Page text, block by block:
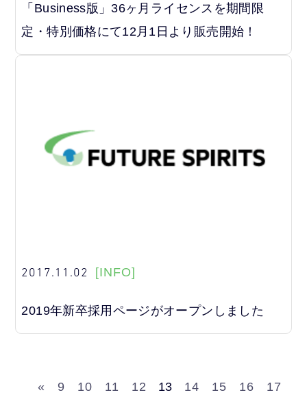
「Business版」36ヶ月ライセンスを期間限
定・特別価格にて12月1日より販売開始！
2017.11.02 [INFO]
2019年新卒採用ページがオープンしました
« 9 10 11 12 13 14 15 16
17